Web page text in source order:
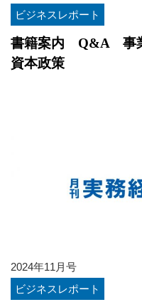
ビジネスレポート
書籍案内 Q&A 事業
資本政策
2024年11月号
ビジネスレポート